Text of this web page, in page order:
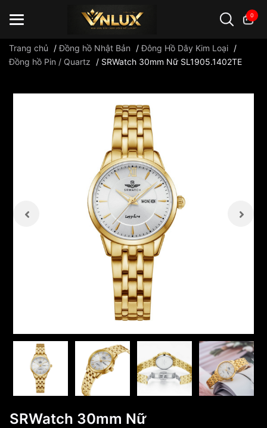
0
Trang chủ /Đồng hồ Nhật Bản /Đông Hồ Dây Kim Loại /
Đồng hồ Pin / Quartz
/ SRWatch 30mm Nữ SL1905.1402TE
SRWatch 30mm Nữ